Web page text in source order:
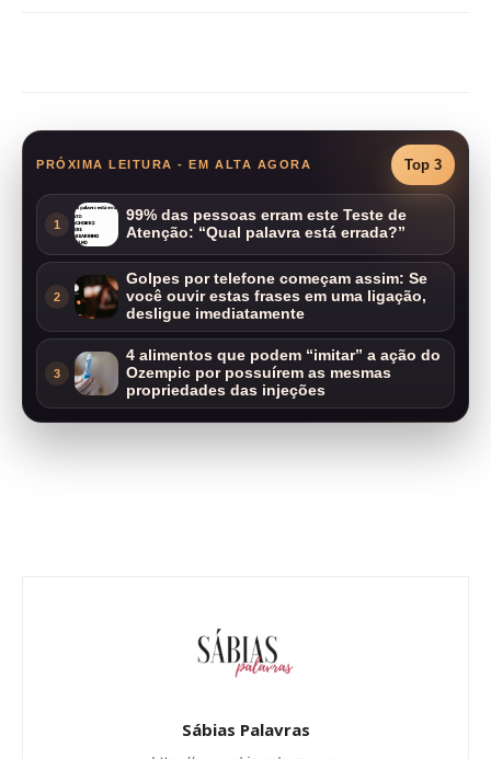
PRÓXIMA LEITURA - EM ALTA AGORA Top 3
1
99% das pessoas erram este Teste de
Atenção: “Qual palavra está errada?”
2
Golpes por telefone começam assim: Se
você ouvir estas frases em uma ligação,
desligue imediatamente
3
4 alimentos que podem “imitar” a ação do
Ozempic por possuírem as mesmas
propriedades das injeções
Sábias Palavras